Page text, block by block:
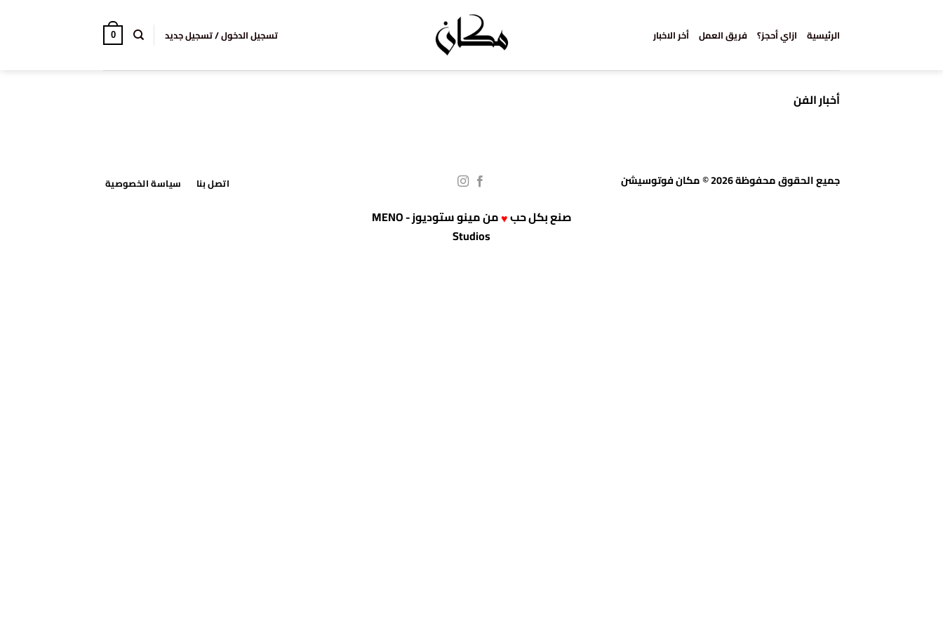
الرئيسية ازاي أحجز؟ فريق العمل أخر الاخبار تسجيل الدخول / تسجيل جديد 0
أخبار الفن
جميع الحقوق محفوظة 2026 © مكان فوتوسيشن
صنع بكل حب♥من
مينو ستوديوز - MENO
Studios
اتصل بنا سياسة الخصوصية